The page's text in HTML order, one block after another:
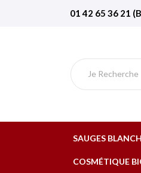
01 42 65 36 21
SAUGES
COSMÉTIQUE